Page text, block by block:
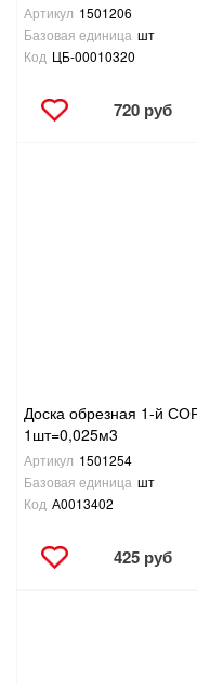
Артикул 1501206
Базовая единица шт
Код ЦБ-00010320
720 руб
Доска обрезная 1-й
1шт=0,025м3
Артикул 1501254
Базовая единица шт
Код А0013402
425 руб